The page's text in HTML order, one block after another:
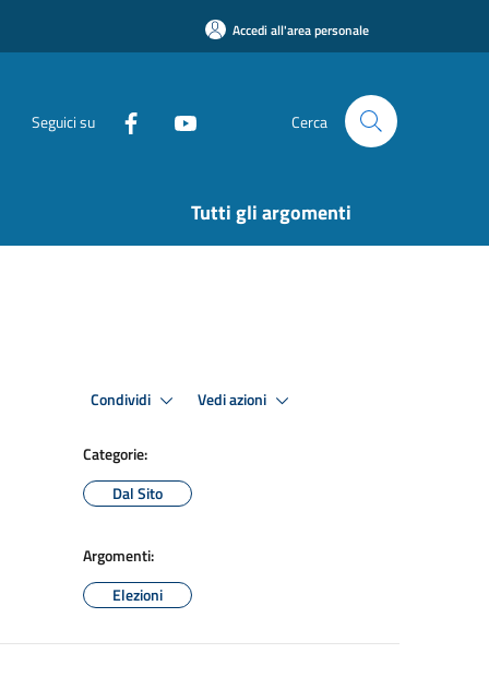
Accedi all'area personale
Seguici su Cerca
Tutti gli argomenti
Condividi Vedi azioni
Categorie:
Dal Sito
Argomenti:
Elezioni